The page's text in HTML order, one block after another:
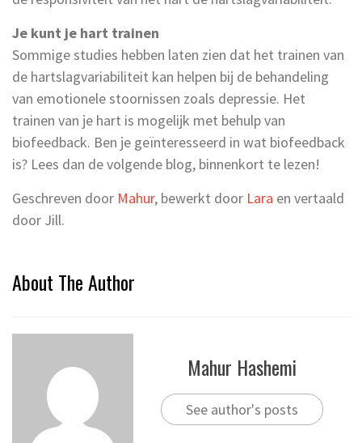
Je kunt je hart trainen
Sommige studies hebben laten zien dat het trainen van
de hartslagvariabiliteit kan helpen bij de behandeling
van emotionele stoornissen zoals depressie. Het
trainen van je hart is mogelijk met behulp van
biofeedback. Ben je geïnteresseerd in wat biofeedback
is? Lees dan de volgende blog, binnenkort te lezen!
Geschreven door Mahur, bewerkt door Lara en vertaald
door Jill.
About The Author
Mahur Hashemi
See author's posts